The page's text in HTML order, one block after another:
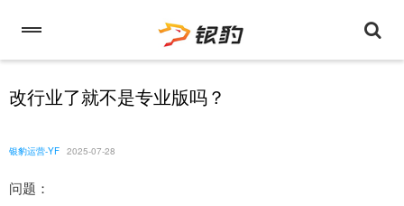
改行业了就不是专业版吗？
银豹运营-YF 2025-07-28
问题：